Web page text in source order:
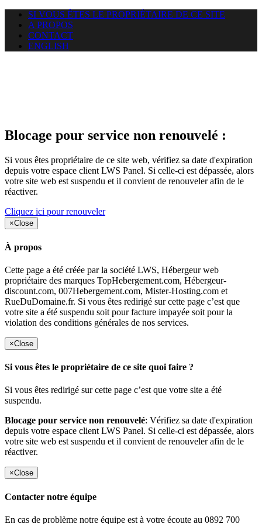
SI VOUS ÊTES LE PROPRIÉTAIRE DE CE SITE
A PROPOS
CONTACT
ENGLISH
Blocage pour service non renouvelé :
Si vous êtes propriétaire de ce site web, vérifiez sa date d'expiration
depuis votre espace client LWS Panel. Si celle-ci est dépassée, alors
votre site web est suspendu et il convient de renouveler afin de le
réactiver.
Cliquez ici pour renouveler
×Close
À propos
Cette page a été créée par la société LWS, Hébergeur web
propriétaire des marques TopHebergement.com, Hébergeur-
discount.com, 007Hebergement.com, Mister-Hosting.com et
RueDuDomaine.fr. Si vous êtes redirigé sur cette page c’est que
votre site a été suspendu soit pour facture impayée soit pour la
violation des conditions générales de nos services.
×Close
Si vous êtes le propriétaire de ce site quoi faire ?
Si vous êtes redirigé sur cette page c’est que votre site a été
suspendu.
Blocage pour service non renouvelé: Vérifiez sa date d'expiration
depuis votre espace client LWS Panel. Si celle-ci est dépassée, alors
votre site web est suspendu et il convient de renouveler afin de le
réactiver.
×Close
Contacter notre équipe
En cas de problème notre équipe est à votre écoute au 0892 700